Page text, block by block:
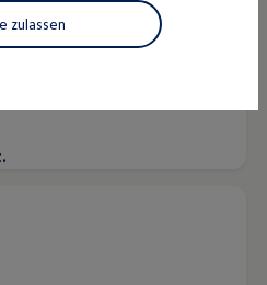
Teile
und Elektronik
zulassen